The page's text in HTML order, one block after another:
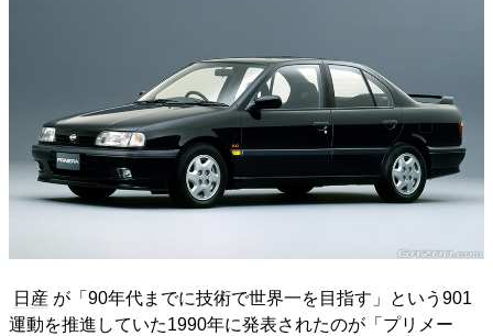
日産 が「90年代までに技術で世界一を目指す」という901
運動を推進していた1990年に発表されたのが「プリメー